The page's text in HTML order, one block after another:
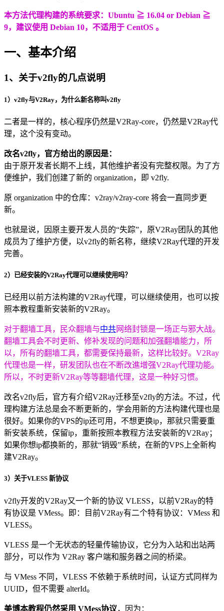
本方法代理构建的系统要求：Ubuntu ≧ 16.04 or Debian ≧
9，建议使用 Debian 10，不适用于 CentOS 。
一、基本介绍
1、关于v2fly的几点说明
1）v2fly与V2Ray，为什么新名称叫v2fly
二者是一样的，核心程序仍然是V2Ray-core，仍然是V2Ray代
理，这个没有变动。
改名v2fly，官方给出的原因是：
由于原开发者长期不上线，其他维护者没有完整权限。为了方
便维护，我们创建了新的 organization，即 v2fly.
原 organization 中的仓库：v2ray/v2ray-core 将会一直同步更
新。
也就是说，因原主要开发人员的“失踪”，原V2Ray团队的其他
成员为了维护方便，以v2fly的新名称，继续V2Ray代理的开发
完善。
2）已经安装的V2Ray代理可以继续使用吗？
已经用以前方法构建的V2Ray代理，可以继续使用，也可以按
照本教程重新安装新的V2Ray。
对于翻墙工具，民众翻墙与中共网络封锁是一场正与邪大战。
翻墙工具会不时更新、修补发现的问题和加强翻墙能力，所
以，所有的翻墙工具，都需要保持最新，这样比较好。V2Ray
代理也是一样，研发团队也在不断改進增强V2Ray代理功能。
所以，不时更新V2Ray等等翻墙代理，这是一种好习惯。
改名v2fly后，官方有介绍V2Ray迁移至v2fly的方法。不过，代
理构建方法总是会不断更新的，学会用新的方法构建代理也是
很好。如果你的VPS的ip还可用，不想更换ip，那就只需要重
新安装系统，保留ip，重新按照本教程方法安装新的V2Ray；
如果你想ip都换新的，那就“销毁”系统，在新的VPS上全新构
建V2Ray。
3）关于VLESS 新协议
v2fly开发的V2Ray又一个新的协议 VLESS，以前V2Ray的特
有协议是 VMess。即：目前V2Ray有二个特有协议：VMess 和
VLESS。
VLESS 是一个无状态的轻量传输协议，它分为入站和出站两
部分，可以作为 V2Ray 客户端和服务器之间的桥梁。
与 VMess 不同，VLESS 不依赖于系统时间，认证方式同样为
UUID，但不需要 alterId。
美博本教程仍然采用 VMess协议，因为：